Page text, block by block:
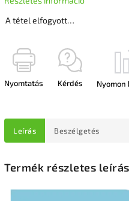
A tétel elfogyott…
Nyomtatás Kérdés Nyomon
Leírás Beszélgetés
Termék részletes